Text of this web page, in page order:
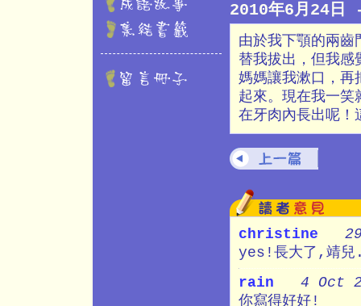
2010年6月24日
由於我下顎的兩齒
替我拔出，但我感
媽媽讓我漱口，再
起來。現在我一笑
在牙肉內長出呢！
christine
yes!長大了,靖
rain
4 Oct
你寫得好好!